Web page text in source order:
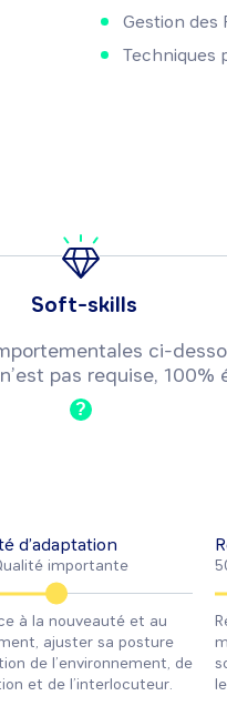
Gestion des
Techniques
Soft-skills
ci-
pas requise, 100%
?
d’adaptation
importante
à la nouveauté et au
ajuster sa posture
de l’environnement, de
et de l’interlocuteur.